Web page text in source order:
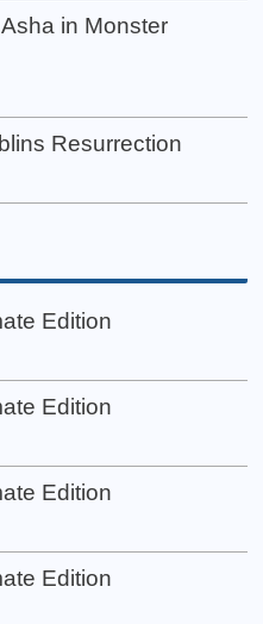
in Monster
Resurrection
Edition
Edition
Edition
Edition